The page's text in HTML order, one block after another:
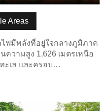
Areas
ไฟมีพลังที่อยู่ใจกลางภูมิภาค
ความสูง 1,626 เมตรเหนือ
ะเล และครอบ…
ฐาน